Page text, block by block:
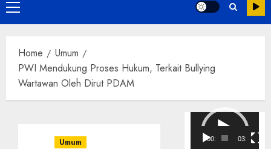
Primary
Menu
Home
Umum
PWI Mendukung Proses Hukum, Terkait Bullying
Wartawan Oleh Dirut PDAM
Umum
Pemutar
Video
00:00 03:08